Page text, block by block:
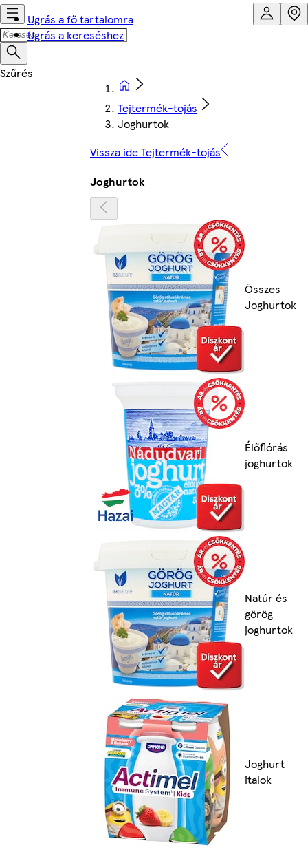
Ugrás a fő tartalomra
Ugrás a kereséshez
Tejtermék-tojás
Joghurtok
Vissza ide Tejtermék-tojás
Joghurtok
Összes
Joghurtok
Élőflórás
joghurtok
Natúr és
görög
joghurtok
Joghurt
italok